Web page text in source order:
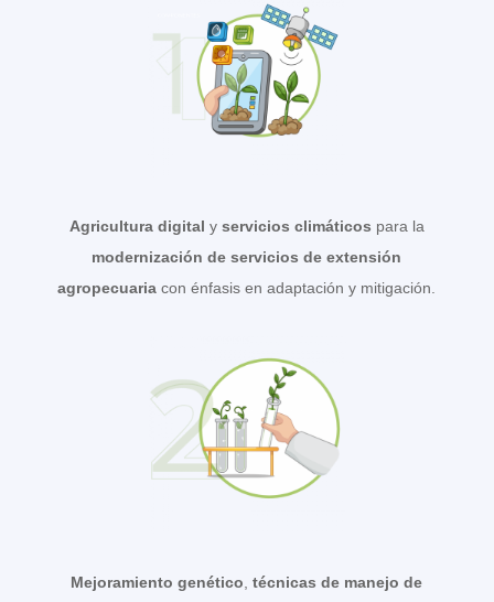
Agricultura digital y servicios climáticos para la
modernización de servicios de extensión
agropecuaria con énfasis en adaptación y mitigación.
Mejoramiento genético ,técnicas de manejo de